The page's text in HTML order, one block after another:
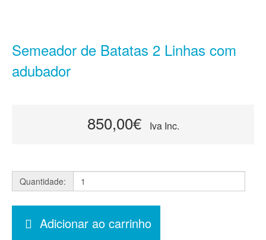
Semeador de Batatas 2 Linhas com
adubador
850,00€ Iva Inc.
Quantidade:
Adicionar ao carrinho